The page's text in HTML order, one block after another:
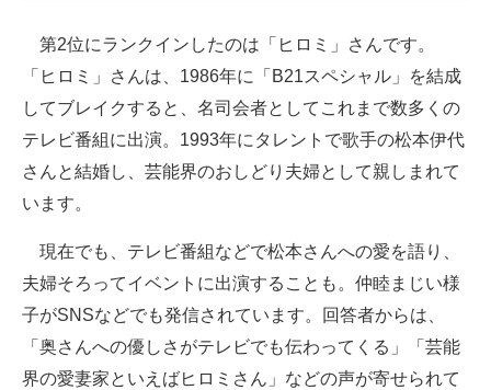
第2位にランクインしたのは「ヒロミ」さんです。
「ヒロミ」さんは、1986年に「B21スペシャル」を結成
してブレイクすると、名司会者としてこれまで数多くの
テレビ番組に出演。1993年にタレントで歌手の松本伊代
さんと結婚し、芸能界のおしどり夫婦として親しまれて
います。
現在でも、テレビ番組などで松本さんへの愛を語り、
夫婦そろってイベントに出演することも。仲睦まじい様
子がSNSなどでも発信されています。回答者からは、
「奥さんへの優しさがテレビでも伝わってくる」「芸能
界の愛妻家といえばヒロミさん」などの声が寄せられて